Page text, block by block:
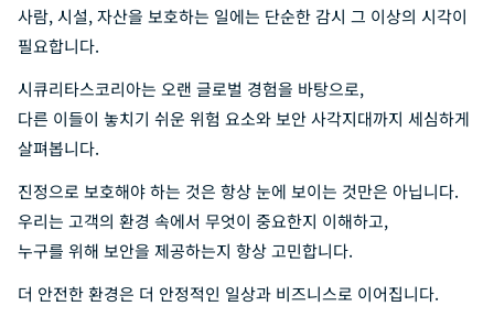
사람, 시설, 자산을 보호하는 일에는 단순한 감시 그 이상의 시각이
필요합니다.
시큐리타스코리아는 오랜 글로벌 경험을 바탕으로,
다른 이들이 놓치기 쉬운 위험 요소와 보안 사각지대까지 세심하게
살펴봅니다.
진정으로 보호해야 하는 것은 항상 눈에 보이는 것만은 아닙니다.
우리는 고객의 환경 속에서 무엇이 중요한지 이해하고,
누구를 위해 보안을 제공하는지 항상 고민합니다.
더 안전한 환경은 더 안정적인 일상과 비즈니스로 이어집니다.